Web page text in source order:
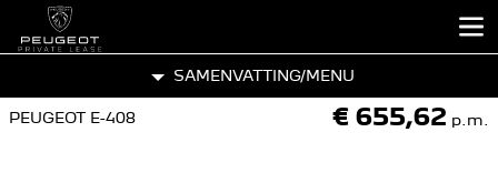
PEUGEOT E-408 € 655,62 p.m.
SAMENVATTING/MENU